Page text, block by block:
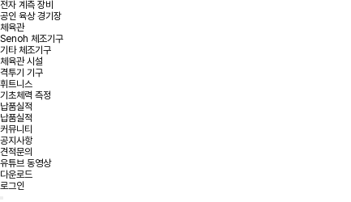
전자 계측 장비
공인 육상 경기장
체육관
Senoh 체조기구
기타 체조기구
체육관 시설
격투기 기구
휘트니스
기초체력 측정
납품실적
납품실적
커뮤니티
공지사항
견적문의
유튜브 동영상
다운로드
로그인